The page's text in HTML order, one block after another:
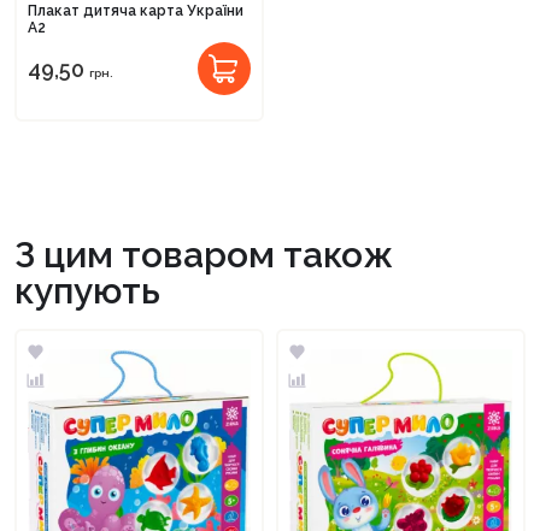
Плакат дитяча карта України
А2
49,50 грн.
З цим товаром також
купують